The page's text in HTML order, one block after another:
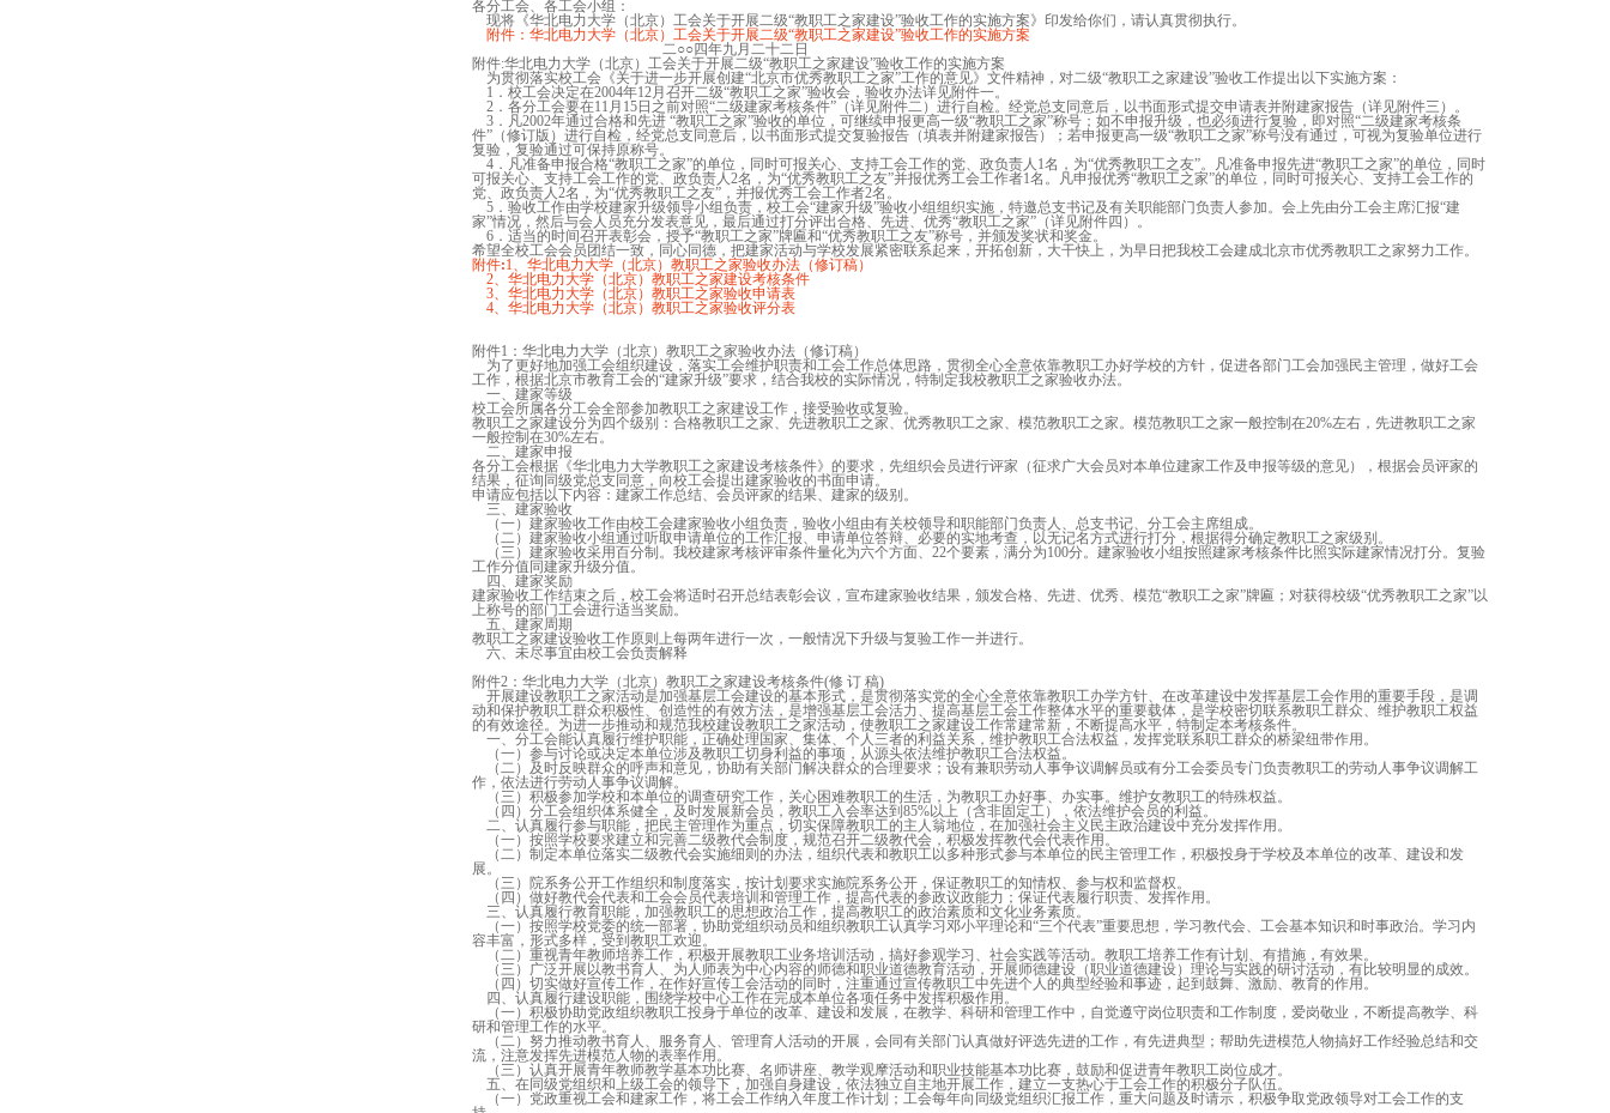
各分工会、各工会小组：
现将《华北电力大学（北京）工会关于开展二级“教职工之家建设”验收工作的实施方案》印发给你们，请认真贯彻执行。
附件：华北电力大学（北京）工会关于开展二级“教职工之家建设”验收工作的实施方案
二○○四年九月二十二日
附件:华北电力大学（北京）工会关于开展二级“教职工之家建设”验收工作的实施方案
为贯彻落实校工会《关于进一步开展创建“北京市优秀教职工之家”工作的意见》文件精神，对二级“教职工之家建设”验收工作提出以下实施方案：
1．校工会决定在2004年12月召开二级“教职工之家”验收会，验收办法详见附件一。
2．各分工会要在11月15日之前对照“二级建家考核条件”（详见附件二）进行自检。经党总支同意后，以书面形式提交申请表并附建家报告（详见附件三）。
3．凡2002年通过合格和先进 “教职工之家”验收的单位，可继续申报更高一级“教职工之家”称号；如不申报升级，也必须进行复验，即对照“二级建家考核条
件”（修订版）进行自检，经党总支同意后，以书面形式提交复验报告（填表并附建家报告）；若申报更高一级“教职工之家”称号没有通过，可视为复验单位进行
复验，复验通过可保持原称号。
4．凡准备申报合格“教职工之家”的单位，同时可报关心、支持工会工作的党、政负责人1名，为“优秀教职工之友”。凡准备申报先进“教职工之家”的单位，同时
可报关心、支持工会工作的党、政负责人2名，为“优秀教职工之友”并报优秀工会工作者1名。凡申报优秀“教职工之家”的单位，同时可报关心、支持工会工作的
党、政负责人2名，为“优秀教职工之友”，并报优秀工会工作者2名。
5．验收工作由学校建家升级领导小组负责，校工会“建家升级”验收小组组织实施，特邀总支书记及有关职能部门负责人参加。会上先由分工会主席汇报“建
家”情况，然后与会人员充分发表意见，最后通过打分评出合格、先进、优秀“教职工之家”（详见附件四）。
6．适当的时间召开表彰会，授予“教职工之家”牌匾和“优秀教职工之友”称号，并颁发奖状和奖金。
希望全校工会会员团结一致，同心同德，把建家活动与学校发展紧密联系起来，开拓创新，大干快上，为早日把我校工会建成北京市优秀教职工之家努力工作。
附件:1、华北电力大学（北京）教职工之家验收办法（修订稿）
2、华北电力大学（北京）教职工之家建设考核条件
3、华北电力大学（北京）教职工之家验收申请表
4、华北电力大学（北京）教职工之家验收评分表
附件1：华北电力大学（北京）教职工之家验收办法（修订稿）
为了更好地加强工会组织建设，落实工会维护职责和工会工作总体思路，贯彻全心全意依靠教职工办好学校的方针，促进各部门工会加强民主管理，做好工会
工作，根据北京市教育工会的“建家升级”要求，结合我校的实际情况，特制定我校教职工之家验收办法。
一、建家等级
校工会所属各分工会全部参加教职工之家建设工作，接受验收或复验。
教职工之家建设分为四个级别：合格教职工之家、先进教职工之家、优秀教职工之家、模范教职工之家。模范教职工之家一般控制在20%左右，先进教职工之家
一般控制在30%左右。
二、建家申报
各分工会根据《华北电力大学教职工之家建设考核条件》的要求，先组织会员进行评家（征求广大会员对本单位建家工作及申报等级的意见），根据会员评家的
结果，征询同级党总支同意，向校工会提出建家验收的书面申请。
申请应包括以下内容：建家工作总结、会员评家的结果、建家的级别。
三、建家验收
（一）建家验收工作由校工会建家验收小组负责，验收小组由有关校领导和职能部门负责人、总支书记、分工会主席组成。
（二）建家验收小组通过听取申请单位的工作汇报、申请单位答辩、必要的实地考查，以无记名方式进行打分，根据得分确定教职工之家级别。
（三）建家验收采用百分制。我校建家考核评审条件量化为六个方面、22个要素，满分为100分。建家验收小组按照建家考核条件比照实际建家情况打分。复验
工作分值同建家升级分值。
四、建家奖励
建家验收工作结束之后，校工会将适时召开总结表彰会议，宣布建家验收结果，颁发合格、先进、优秀、模范“教职工之家”牌匾；对获得校级“优秀教职工之家”以
上称号的部门工会进行适当奖励。
五、建家周期
教职工之家建设验收工作原则上每两年进行一次，一般情况下升级与复验工作一并进行。
六、未尽事宜由校工会负责解释
附件2：华北电力大学（北京）教职工之家建设考核条件(修 订 稿)
开展建设教职工之家活动是加强基层工会建设的基本形式，是贯彻落实党的全心全意依靠教职工办学方针、在改革建设中发挥基层工会作用的重要手段，是调
动和保护教职工群众积极性、创造性的有效方法，是增强基层工会活力、提高基层工会工作整体水平的重要载体，是学校密切联系教职工群众、维护教职工权益
的有效途径。为进一步推动和规范我校建设教职工之家活动，使教职工之家建设工作常建常新，不断提高水平，特制定本考核条件。
一、分工会能认真履行维护职能，正确处理国家、集体、个人三者的利益关系，维护教职工合法权益，发挥党联系职工群众的桥梁纽带作用。
（一）参与讨论或决定本单位涉及教职工切身利益的事项，从源头依法维护教职工合法权益。
（二）及时反映群众的呼声和意见，协助有关部门解决群众的合理要求；设有兼职劳动人事争议调解员或有分工会委员专门负责教职工的劳动人事争议调解工
作，依法进行劳动人事争议调解。
（三）积极参加学校和本单位的调查研究工作，关心困难教职工的生活，为教职工办好事、办实事。维护女教职工的特殊权益。
（四）分工会组织体系健全，及时发展新会员，教职工入会率达到85%以上（含非固定工），依法维护会员的利益。
二、认真履行参与职能，把民主管理作为重点，切实保障教职工的主人翁地位，在加强社会主义民主政治建设中充分发挥作用。
（一）按照学校要求建立和完善二级教代会制度，规范召开二级教代会，积极发挥教代会代表作用。
（二）制定本单位落实二级教代会实施细则的办法，组织代表和教职工以多种形式参与本单位的民主管理工作，积极投身于学校及本单位的改革、建设和发
展。
（三）院系务公开工作组织和制度落实，按计划要求实施院系务公开，保证教职工的知情权、参与权和监督权。
（四）做好教代会代表和工会会员代表培训和管理工作，提高代表的参政议政能力；保证代表履行职责、发挥作用。
三、认真履行教育职能，加强教职工的思想政治工作，提高教职工的政治素质和文化业务素质。
（一）按照学校党委的统一部署，协助党组织动员和组织教职工认真学习邓小平理论和“三个代表”重要思想，学习教代会、工会基本知识和时事政治。学习内
容丰富，形式多样，受到教职工欢迎。
（二）重视青年教师培养工作，积极开展教职工业务培训活动，搞好参观学习、社会实践等活动。教职工培养工作有计划、有措施，有效果。
（三）广泛开展以教书育人、为人师表为中心内容的师德和职业道德教育活动，开展师德建设（职业道德建设）理论与实践的研讨活动，有比较明显的成效。
（四）切实做好宣传工作，在作好宣传工会活动的同时，注重通过宣传教职工中先进个人的典型经验和事迹，起到鼓舞、激励、教育的作用。
四、认真履行建设职能，围绕学校中心工作在完成本单位各项任务中发挥积极作用。
（一）积极协助党政组织教职工投身于单位的改革、建设和发展，在教学、科研和管理工作中，自觉遵守岗位职责和工作制度，爱岗敬业，不断提高教学、科
研和管理工作的水平。
（二）努力推动教书育人、服务育人、管理育人活动的开展，会同有关部门认真做好评选先进的工作，有先进典型；帮助先进模范人物搞好工作经验总结和交
流，注意发挥先进模范人物的表率作用。
（三）认真开展青年教师教学基本功比赛、名师讲座、教学观摩活动和职业技能基本功比赛，鼓励和促进青年教职工岗位成才。
五、在同级党组织和上级工会的领导下，加强自身建设，依法独立自主地开展工作，建立一支热心于工会工作的积极分子队伍。
（一）党政重视工会和建家工作，将工会工作纳入年度工作计划；工会每年向同级党组织汇报工作，重大问题及时请示，积极争取党政领导对工会工作的支